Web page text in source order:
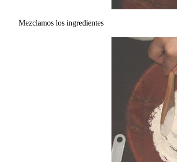
Mezclamos los ingredientes